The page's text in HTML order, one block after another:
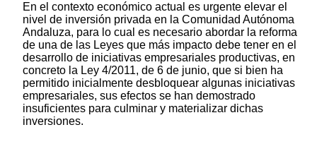
En el contexto económico actual es urgente elevar el
nivel de inversión privada en la Comunidad Autónoma
Andaluza, para lo cual es necesario abordar la reforma
de una de las Leyes que más impacto debe tener en el
desarrollo de iniciativas empresariales productivas, en
concreto la Ley 4/2011, de 6 de junio, que si bien ha
permitido inicialmente desbloquear algunas iniciativas
empresariales, sus efectos se han demostrado
insuficientes para culminar y materializar dichas
inversiones.